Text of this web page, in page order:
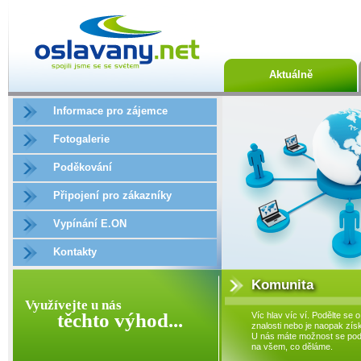
Aktuálně
Informace pro zájemce
Fotogalerie
Poděkování
Připojení pro zákazníky
Vypínání E.ON
Kontakty
Využívejte u nás
těchto výhod...
Komunita
Víc hlav víc ví. Podělte se o
znalosti nebo je naopak
U nás máte možnost se
na všem, co děláme.